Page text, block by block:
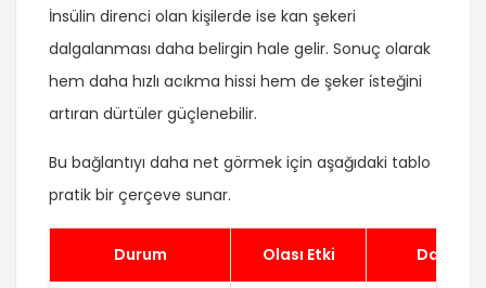
İnsülin direnci olan kişilerde ise kan şekeri
dalgalanması daha belirgin hale gelir. Sonuç olarak
hem daha hızlı acıkma hissi hem de şeker i̇steğini
artıran dürtüler güçlenebilir.
Bu bağlantıyı daha net görmek için aşağıdaki tablo
pratik bir çerçeve sunar.
Durum Olası Etki Daha İyi